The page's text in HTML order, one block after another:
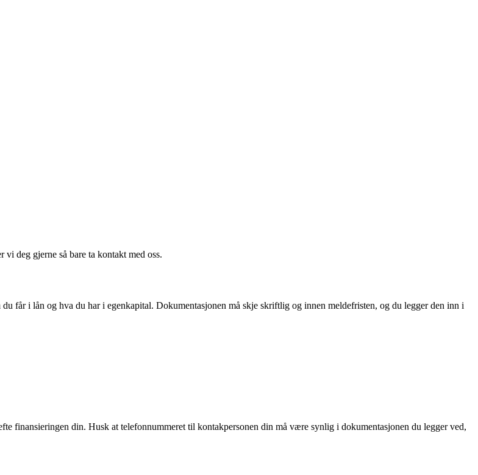
deg gjerne så bare ta kontakt med oss.
får i lån og hva du har i egenkapital. Dokumentasjonen må skje skriftlig og innen meldefristen, og du legger den inn i
finansieringen din. Husk at telefonnummeret til kontakpersonen din må være synlig i dokumentasjonen du legger ved,